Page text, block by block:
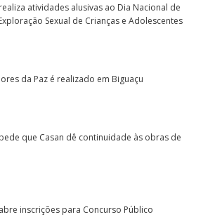
atividades alusivas ao Dia Nacional de
Sexual de Crianças e Adolescentes
da Paz é realizado em Biguaçu
que Casan dê continuidade às obras de
inscrições para Concurso Público